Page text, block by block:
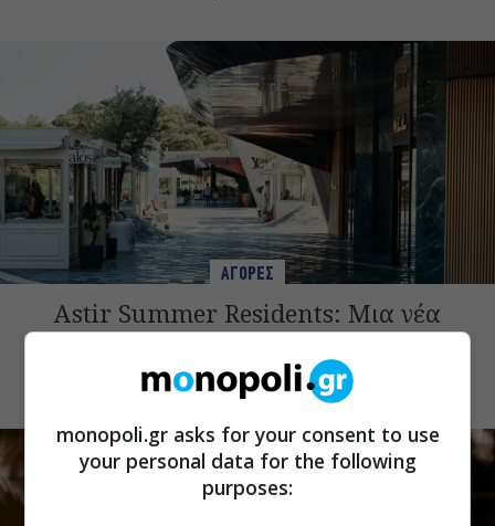
ΑΓΟΡΕΣ
Astir Summer Residents: Μια νέα
«γειτονιά» στη Μαρίνα του Αστέρα
Βουλιαγμένης
monopoli.gr asks for your consent to use
your personal data for the following
purposes: